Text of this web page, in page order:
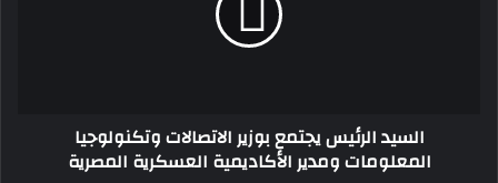
السيد الرئيس يجتمع بوزير الاتصالات وتكنولوجيا
المعلومات ومدير الأكاديمية العسكرية المصرية